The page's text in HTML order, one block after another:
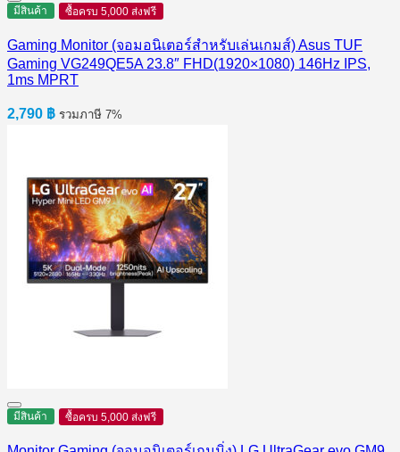
มีสินค้า ซื้อครบ 5,000 ส่งฟรี
Gaming Monitor (จอมอนิเตอร์สำหรับเล่นเกมส์) Asus TUF
Gaming VG249QE5A 23.8″ FHD(1920×1080) 146Hz IPS,
1ms MPRT
2,790 ฿ รวมภาษี 7%
มีสินค้า ซื้อครบ 5,000 ส่งฟรี